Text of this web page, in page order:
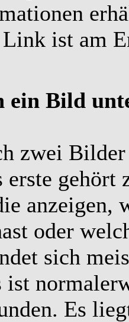
ist am
ein Bild
zwei
erste gehört
anzeigen,
oder
sich
ist
Es